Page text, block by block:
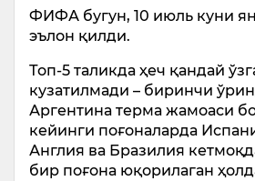
ФИФА бугун, 10 июль куни
эълон қилди.
Топ-5 таликда ҳеч қандай
кузатилмади – биринчи
Аргентина терма жамоаси
кейинги поғоналарда
Англия ва Бразилия
бир поғона юқорилаган